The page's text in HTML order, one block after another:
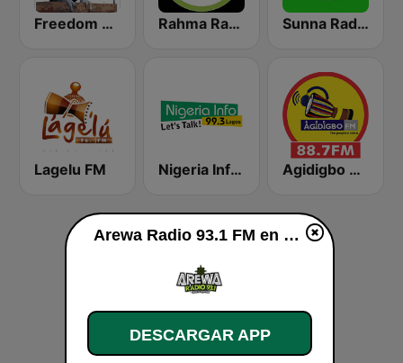
Freedom Radio Dutse Rahma Radio Sunna Radio
Lagelu FM Nigeria Info FM 99.3 Lagos Agidigbo 88.7 FM
Arewa Radio 93.1 FM en vivo
DESCARGAR APP